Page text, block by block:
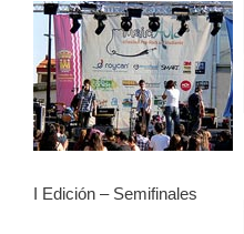
I Edición – Semifinales